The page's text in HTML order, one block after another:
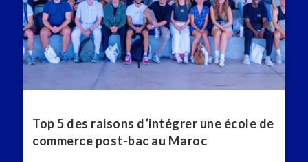
Top 5 des raisons d’intégrer une école de
commerce post-bac au Maroc